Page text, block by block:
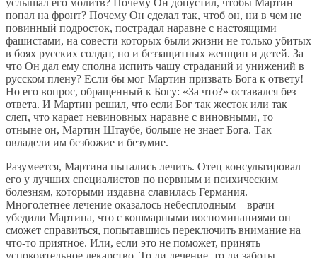
услышал его молитв? Почему Он допустил, чтобы Мартин
попал на фронт? Почему Он сделал так, чтоб он, ни в чем не
повинный подросток, пострадал наравне с настоящими
фашистами, на совести которых были жизни не только убитых
в боях русских солдат, но и беззащитных женщин и детей. За
что Он дал ему сполна испить чашу страданий и унижений в
русском плену? Если бы мог Мартин призвать Бога к ответу!
Но его вопрос, обращенный к Богу: «За что?» оставался без
ответа. И Мартин решил, что если Бог так жесток или так
слеп, что карает невиновных наравне с виновными, то
отныне он, Мартин Штаубе, больше не знает Бога. Так
овладели им безбожие и безумие.
Разумеется, Мартина пытались лечить. Отец консультировал
его у лучших специалистов по нервным и психическим
болезням, которыми издавна славилась Германия.
Многолетнее лечение оказалось небесплодным – врачи
убедили Мартина, что с кошмарными воспоминаниями он
сможет справиться, попытавшись переключить внимание на
что-то приятное. Или, если это не поможет, принять